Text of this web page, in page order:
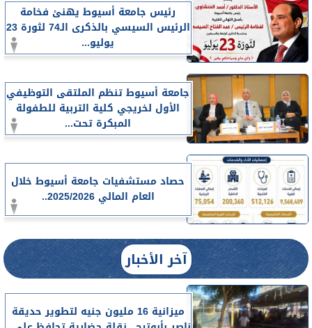
رئيس جامعة أسيوط يهنئ فخامة
الرئيس السيسي بالذكرى الـ74 لثورة 23
يوليو...
جامعة أسيوط تنظم الملتقى التوظيفي
الأول لخريجي كلية التربية للطفولة
المبكرة تحت...
حصاد مستشفيات جامعة أسيوط خلال
العام المالي 2025/2026..
آخر الأخبار
ميزانية 16 مليون جنيه لتطوير حديقة